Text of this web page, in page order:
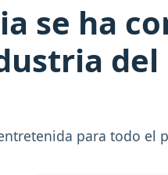
se ha
del
para todo el